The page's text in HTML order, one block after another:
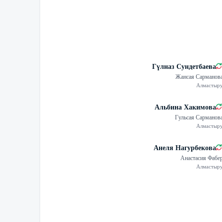
Гүлназ Сундетбаева
Жансая
Альбина Хакимова
Гульсая
Анеля Нагурбекова
Анастасия